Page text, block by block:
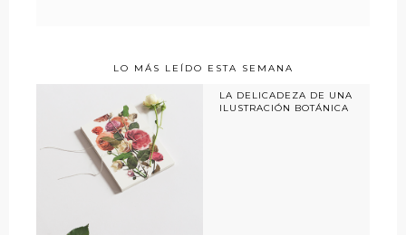
LO MÁS LEÍDO ESTA SEMANA
LA DELICADEZA DE UNA
ILUSTRACIÓN BOTÁNICA